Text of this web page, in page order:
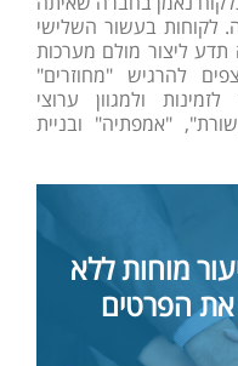
לקוחות בעשור השלישי
החברה תדע ליצור מולם מערכות
להרגיש "מחוזרים"
ולמגוון ערוצי
מוחות ללא
את הפרטים